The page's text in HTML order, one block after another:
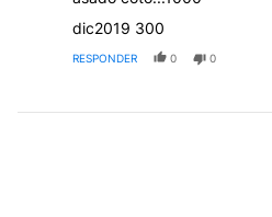
dic2019 300
RESPONDER 0 0